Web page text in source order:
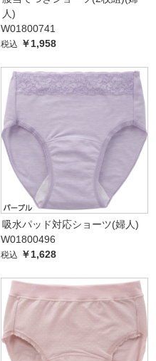
人)
W01800741
税込 ￥1,958
吸水パッド対応ショーツ(婦人)
W01800496
税込 ￥1,628